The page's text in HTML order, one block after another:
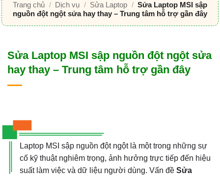
Trang chủ / Dịch vụ / Sửa Laptop / Sửa Laptop MSI sập
nguồn đột ngột sửa hay thay – Trung tâm hỗ trợ gần đây
Sửa Laptop MSI sập nguồn đột ngột sửa
hay thay – Trung tâm hỗ trợ gần đây
Laptop MSI sập nguồn đột ngột là một trong những sự
cố kỹ thuật nghiêm trọng, ảnh hưởng trực tiếp đến hiệu
suất làm việc và dữ liệu người dùng. Vấn đề Sửa